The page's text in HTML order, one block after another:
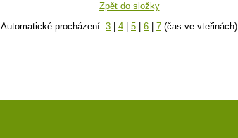
Zpět do složky
Automatické procházení: 3 4 5 6 7 (čas ve vteřinách)